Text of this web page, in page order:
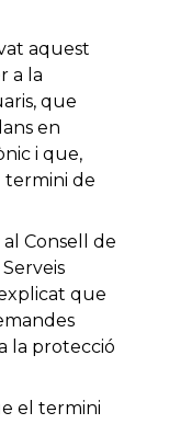
aquest
a la
que
en
i que,
termini de
Consell de
que
la protecció
el termini